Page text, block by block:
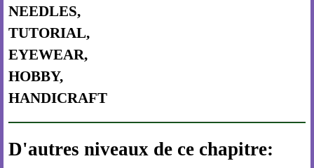
NEEDLES,
TUTORIAL,
EYEWEAR,
HOBBY,
HANDICRAFT
D'autres niveaux de ce chapitre: